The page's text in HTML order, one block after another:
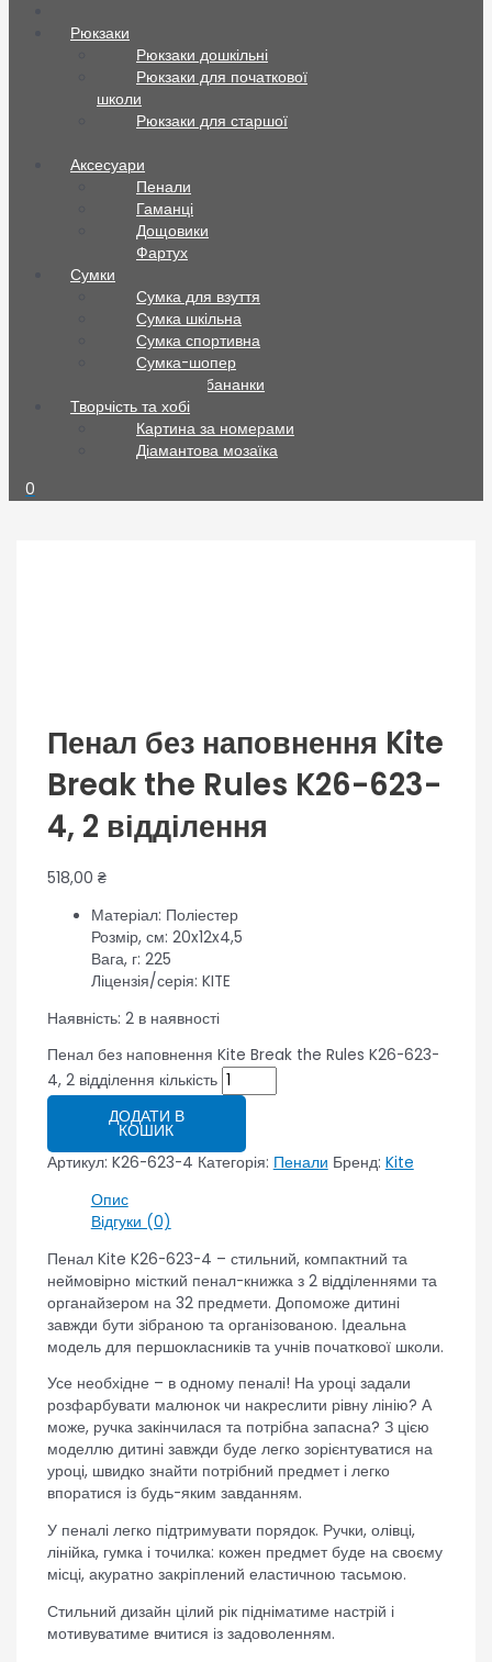
Рюкзаки
Рюкзаки дошкільні
Рюкзаки для початкової
школи
Рюкзаки для старшої
Аксесуари
Пенали
Гаманці
Дощовики
Фартух
Сумки
Сумка для взуття
Сумка шкільна
Сумка спортивна
Сумка-шопер
Сумки та бананки
Творчість та хобі
Картина за номерами
Діамантова мозаїка
0
Пенал без наповнення Kite
Break the Rules K26-623-
4, 2 відділення
518,00 ₴
Матеріал: Поліестер
Розмір, см: 20x12x4,5
Вага, г: 225
Ліцензія/серія: KITE
Наявність: 2 в наявності
Пенал без наповнення Kite Break the Rules K26-623-
4, 2 відділення кількість
ДОДАТИ В
КОШИК
Артикул: K26-623-4 Категорія: Пенали Бренд: Kite
Опис
Відгуки (0)
Пенал Kite K26-623-4 – стильний, компактний та
неймовірно місткий пенал-книжка з 2 відділеннями та
органайзером на 32 предмети. Допоможе дитині
завжди бути зібраною та організованою. Ідеальна
модель для першокласників та учнів початкової школи.
Усе необхідне – в одному пеналі! На уроці задали
розфарбувати малюнок чи накреслити рівну лінію? А
може, ручка закінчилася та потрібна запасна? З цією
моделлю дитині завжди буде легко зорієнтуватися на
уроці, швидко знайти потрібний предмет і легко
впоратися із будь-яким завданням.
У пеналі легко підтримувати порядок. Ручки, олівці,
лінійка, гумка і точилка: кожен предмет буде на своєму
місці, акуратно закріплений еластичною тасьмою.
Стильний дизайн цілий рік підніматиме настрій і
мотивуватиме вчитися із задоволенням.